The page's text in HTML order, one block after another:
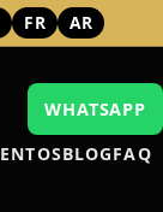
FR AR
BLOGFAQ
WHATSAPP